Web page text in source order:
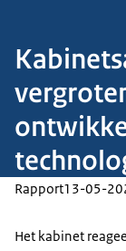
Rapport13-05-
Het kabinet